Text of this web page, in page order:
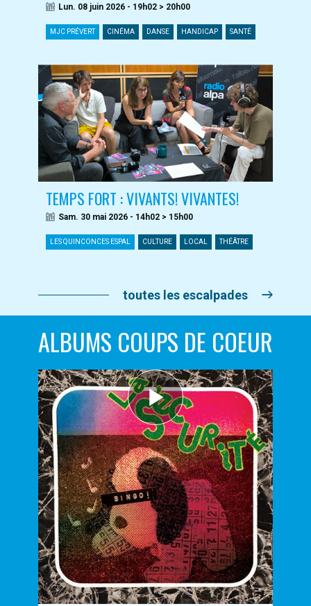
Lun. 08 juin 2026 - 19h02 > 20h00
MJC PRÉVERT CINÉMA DANSE HANDICAP SANTÉ
TEMPS FORT : VIVANTS! VIVANTES!
Sam. 30 mai 2026 - 14h02 > 15h00
LES QUINCONCES ESPAL CULTURE LOCAL THÉÂTRE
toutes les escalpades
ALBUMS COUPS DE COEUR